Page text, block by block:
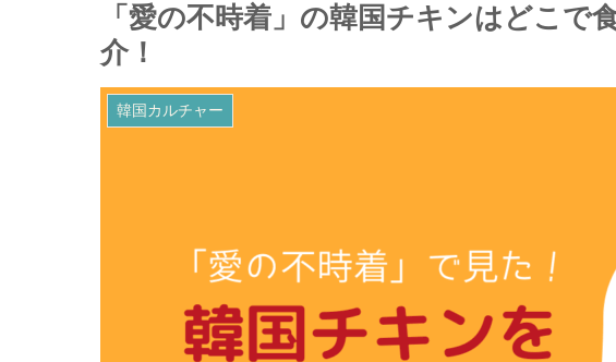
「愛の不時着」の韓国チキンはどこで
介！
韓国カルチャー